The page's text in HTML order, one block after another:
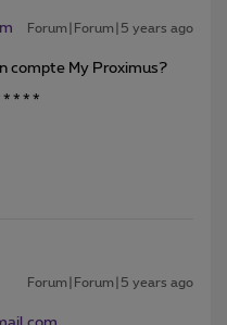
Forum|Forum|5 years ago
compte My Proximus?
Forum|Forum|5 years ago